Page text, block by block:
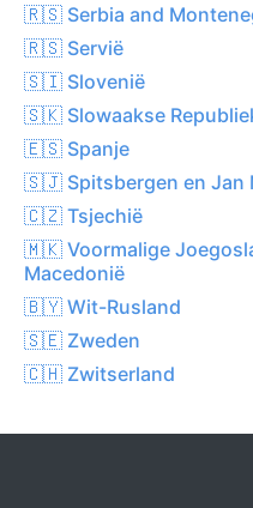
🇷🇸 Serbia and
🇷🇸 Servië
🇸🇮 Slovenië
🇸🇰 Slowaakse
🇪🇸 Spanje
🇸🇯 Spitsbergen en Jan
🇨🇿 Tsjechië
🇲🇰 Voormalige
Macedonië
🇧🇾 Wit-Rusland
🇸🇪 Zweden
🇨🇭 Zwitserland